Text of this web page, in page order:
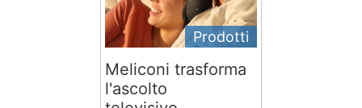
Prodotti
Meliconi trasforma
l'ascolto